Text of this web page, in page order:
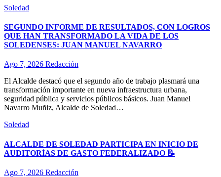
Soledad
SEGUNDO INFORME DE RESULTADOS, CON LOGROS
QUE HAN TRANSFORMADO LA VIDA DE LOS
SOLEDENSES: JUAN MANUEL NAVARRO
Ago 7, 2026 Redacción
El Alcalde destacó que el segundo año de trabajo plasmará una
transformación importante en nueva infraestructura urbana,
seguridad pública y servicios públicos básicos. Juan Manuel
Navarro Muñiz, Alcalde de Soledad…
Soledad
ALCALDE DE SOLEDAD PARTICIPA EN INICIO DE
AUDITORÍAS DE GASTO FEDERALIZADO 📝
Ago 7, 2026 Redacción